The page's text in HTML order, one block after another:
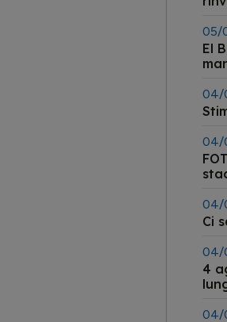
05/
El
04/
04/
04/
Ci
04/
4
04/